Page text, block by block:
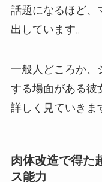
話題になるほど、
出しています。
一般人どころか、
する場面がある彼
詳しく見ていきま
肉体改造で得た
ス能力